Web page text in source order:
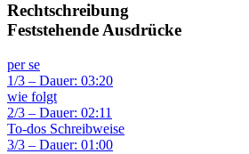
Rechtschreibung
Feststehende Ausdrücke
per se
1/3 – Dauer: 03:20
wie folgt
2/3 – Dauer: 02:11
To-dos Schreibweise
3/3 – Dauer: 01:00